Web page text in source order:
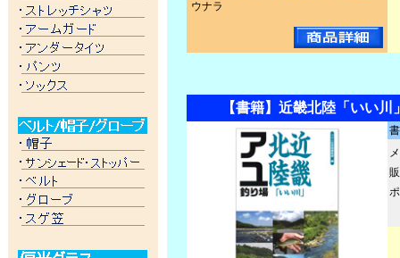
ウナラ
【書籍】近畿北陸「いい川